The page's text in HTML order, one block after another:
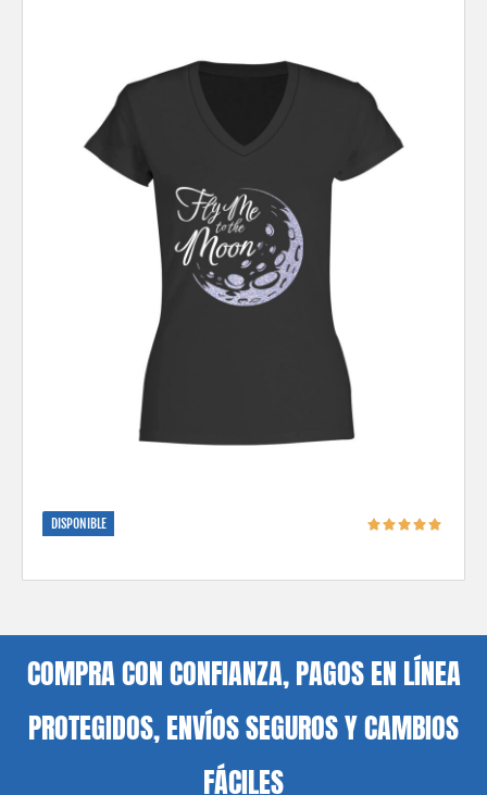
DISPONIBLE
COMPRA CON CONFIANZA, PAGOS EN LÍNEA
PROTEGIDOS, ENVÍOS SEGUROS Y CAMBIOS
FÁCILES